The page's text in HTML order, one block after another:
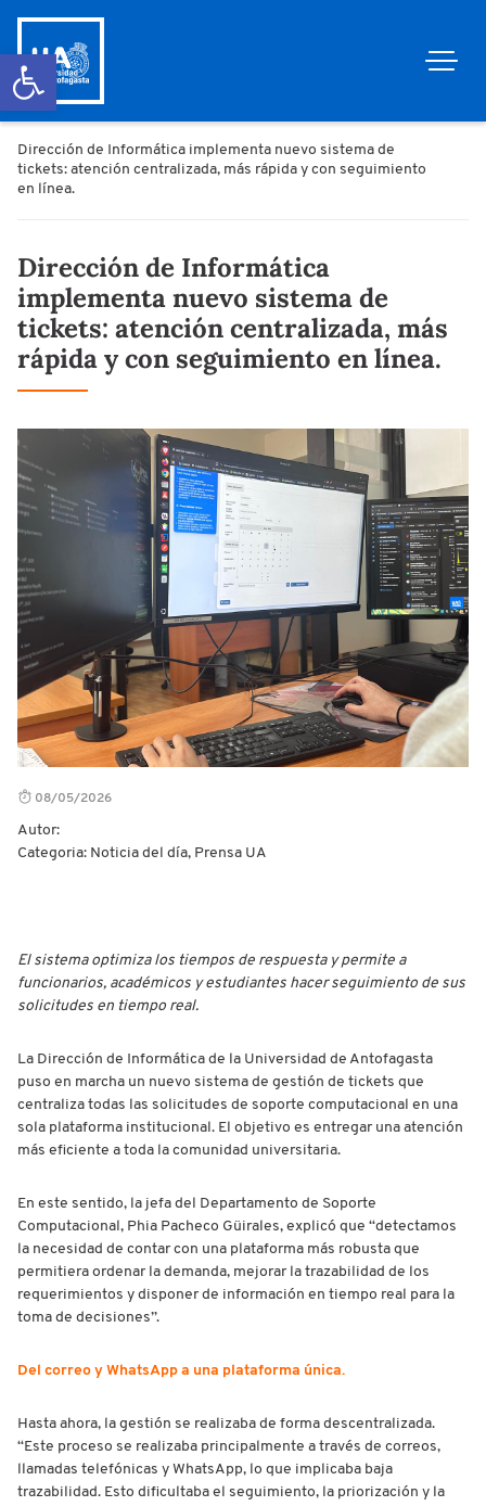
Abrir barra de herramientas
Dirección de Informática implementa nuevo sistema de
tickets: atención centralizada, más rápida y con seguimiento
en línea.
Dirección de Informática
implementa nuevo sistema de
tickets: atención centralizada, más
rápida y con seguimiento en línea.
08/05/2026
Autor:
Categoria: Noticia del día, Prensa UA
El sistema optimiza los tiempos de respuesta y permite a
funcionarios, académicos y estudiantes hacer seguimiento de sus
solicitudes en tiempo real.
La Dirección de Informática de la Universidad de Antofagasta
puso en marcha un nuevo sistema de gestión de tickets que
centraliza todas las solicitudes de soporte computacional en una
sola plataforma institucional. El objetivo es entregar una atención
más eficiente a toda la comunidad universitaria.
En este sentido, la jefa del Departamento de Soporte
Computacional, Phia Pacheco Güirales, explicó que “detectamos
la necesidad de contar con una plataforma más robusta que
permitiera ordenar la demanda, mejorar la trazabilidad de los
requerimientos y disponer de información en tiempo real para la
toma de decisiones”.
Del correo y WhatsApp a una plataforma única.
Hasta ahora, la gestión se realizaba de forma descentralizada.
“Este proceso se realizaba principalmente a través de correos,
llamadas telefónicas y WhatsApp, lo que implicaba baja
trazabilidad. Esto dificultaba el seguimiento, la priorización y la